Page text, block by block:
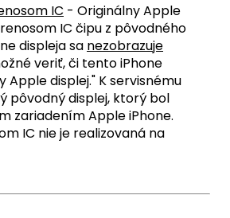
IC - Originálny Apple
IC čipu z pôvodného
displeja sa nezobrazuje
veriť, či tento iPhone
Apple displej." K servisnému
pôvodný displej, ktorý bol
zariadením Apple iPhone.
IC nie je realizovaná na